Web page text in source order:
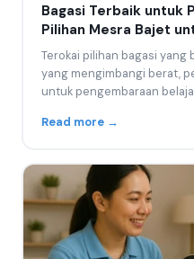
Bagasi Terbaik untuk
Pilihan Mesra Bajet
Terokai pilihan bagasi
yang mengimbangi berat,
untuk pengembaraan
Read more →